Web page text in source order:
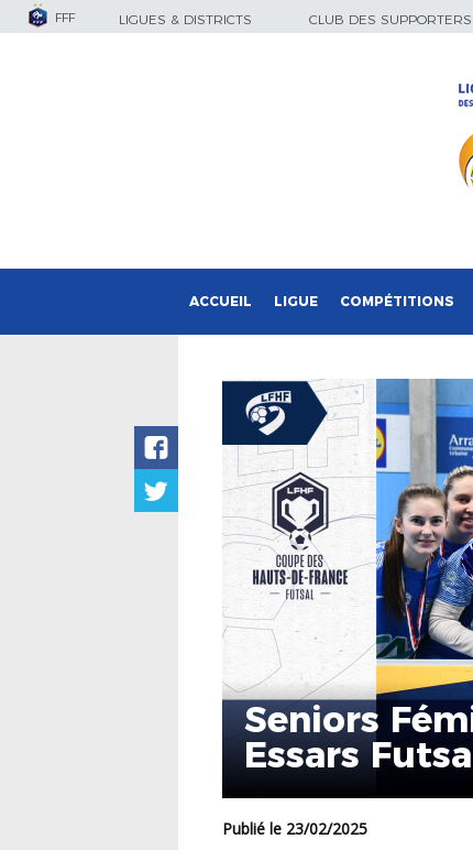
FFF LIGUES & DISTRICTS CLUB DES SUPPORTERS
ACCUEIL LIGUE COMPÉTITIONS
Seniors
Essars
Publié le 23/02/2025